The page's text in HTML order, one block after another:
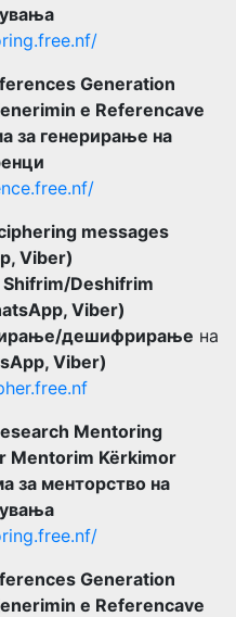
Generation
e Referencave
за генерирање на
messages
Viber)
Deshifrim
Viber)
дешифрирање на
Viber)
Mentoring
Mentorim Kërkimor
за менторство на
Generation
e Referencave